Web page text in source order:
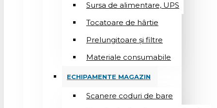
Sursa de alimentare, UPS
Tocatoare de hârtie
Prelungitoare și filtre
Materiale consumabile
ECHIPAMENTE MAGAZIN
Scanere coduri de bare